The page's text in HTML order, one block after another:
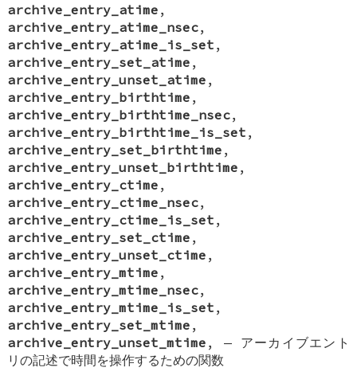
archive_entry_atime ,
archive_entry_atime_nsec,
archive_entry_atime_is_set ,
archive_entry_set_atime ,
archive_entry_unset_atime ,
archive_entry_birthtime ,
archive_entry_birthtime_nsec,
archive_entry_birthtime_is_set ,
archive_entry_set_birthtime ,
archive_entry_unset_birthtime ,
archive_entry_ctime ,
archive_entry_ctime_nsec,
archive_entry_ctime_is_set ,
archive_entry_set_ctime ,
archive_entry_unset_ctime ,
archive_entry_mtime ,
archive_entry_mtime_nsec,
archive_entry_mtime_is_set ,
archive_entry_set_mtime ,
archive_entry_unset_mtime , — アーカイブエント
リの記述で時間を操作するための関数